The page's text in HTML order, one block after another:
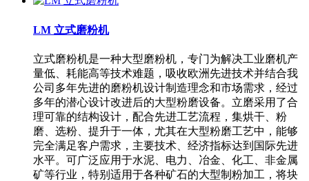
LM 立式磨粉机
立式磨粉机是一种大型磨粉机，专门为解决工业磨机产
量低、耗能高等技术难题，吸收欧洲先进技术并结合我
公司多年先进的磨粉机设计制造理念和市场需求，经过
多年的潜心设计改进后的大型粉磨设备。立磨采用了合
理可靠的结构设计，配合先进工艺流程，集烘干、粉
磨、选粉、提升于一体，尤其在大型粉磨工艺中，能够
完全满足客户需求，主要技术、经济指标达到国际先进
水平。可广泛应用于水泥、电力、冶金、化工、非金属
矿等行业，特别适用于各种矿石的大型制粉加工，将块